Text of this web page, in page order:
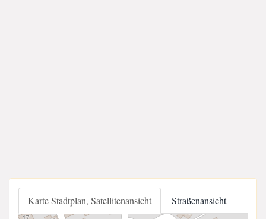
Karte Stadtplan, Satellitenansicht Straßenansicht